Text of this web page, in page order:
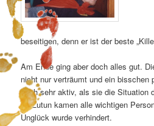
beseitigen, denn er ist der beste
Am Ende ging aber doch alles gut.
nicht nur verträumt und ein bisschen
auch sehr aktiv, als sie die Situation
ihr Zutun kamen alle wichtigen
Unglück wurde verhindert.